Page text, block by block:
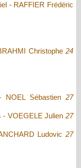
- RAFFIER Frédéric
Christophe 24
Sébastien 27
VOEGELE Julien 27
Ludovic 27